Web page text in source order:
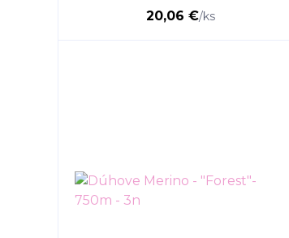
20,06 €/ks